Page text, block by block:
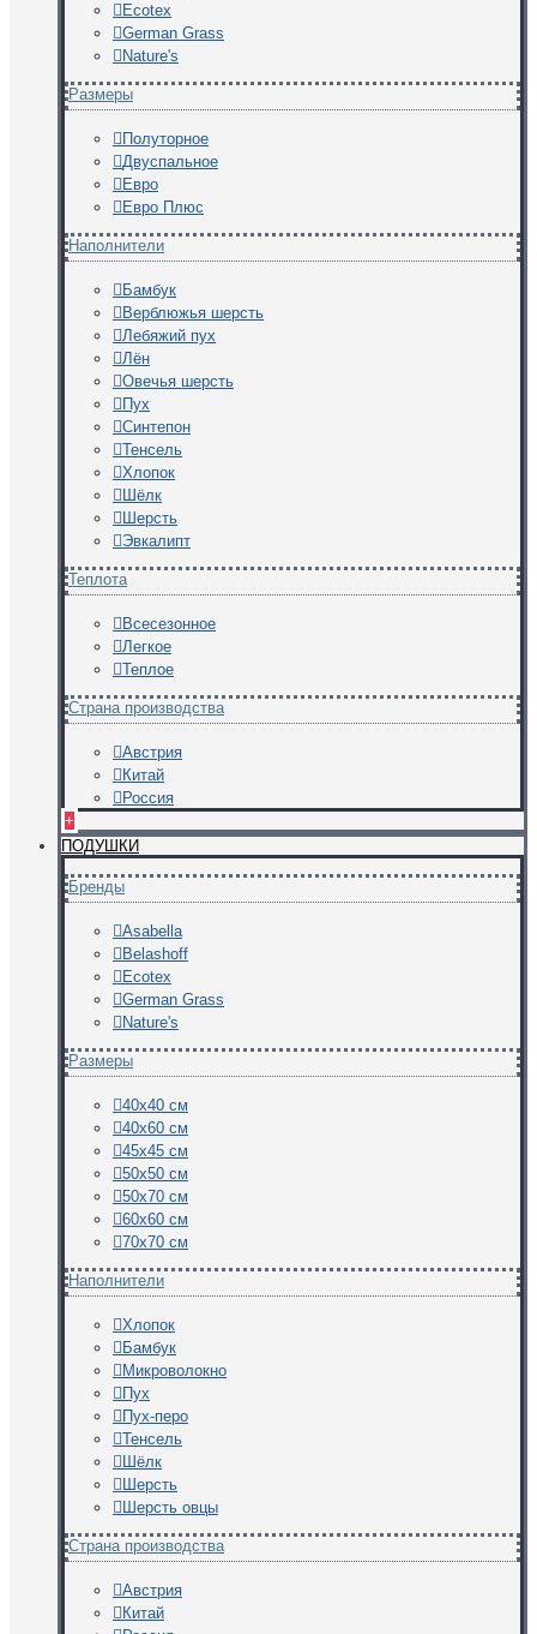
Ecotex
German Grass
Nature's
Размеры
Полуторное
Двуспальное
Евро
Евро Плюс
Наполнители
Бамбук
Верблюжья шерсть
Лебяжий пух
Лён
Овечья шерсть
Пух
Синтепон
Тенсель
Хлопок
Шёлк
Шерсть
Эвкалипт
Теплота
Всесезонное
Легкое
Теплое
Страна производства
Австрия
Китай
Россия
+
ПОДУШКИ
Бренды
Asabella
Belashoff
Ecotex
German Grass
Nature's
Размеры
40х40 см
40х60 см
45х45 см
50х50 см
50х70 см
60х60 см
70х70 см
Наполнители
Хлопок
Бамбук
Микроволокно
Пух
Пух-перо
Тенсель
Шёлк
Шерсть
Шерсть овцы
Страна производства
Австрия
Китай